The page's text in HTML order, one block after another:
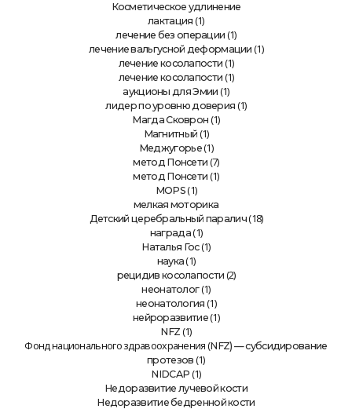
Косметическое удлинение
лактация (1)
лечение без операции (1)
лечение вальгусной деформации (1)
лечение косолапости (1)
лечение косолапости (1)
аукционы для Эмии (1)
лидер по уровню доверия (1)
Магда Сковрон (1)
Магнитный (1)
Меджугорье(1)
метод Понсети (7)
метод Понсети (1)
MOPS (1)
мелкая моторика
Детский церебральный паралич(18)
награда(1)
Наталья Гос(1)
наука (1)
рецидив косолапости (2)
неонатолог(1)
неонатология (1)
нейроразвитие(1)
NFZ (1)
Фонд национального здравоохранения (NFZ) — субсидирование
протезов (1)
NIDCAP (1)
Недоразвитие лучевой кости
Недоразвитие бедренной кости